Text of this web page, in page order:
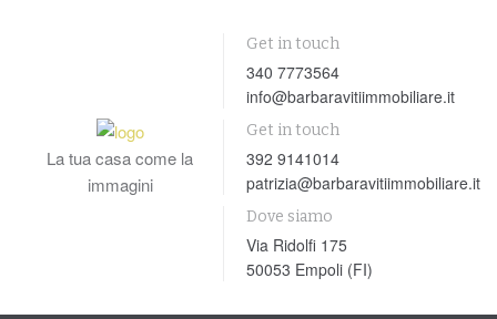
La tua casa come la
immagini
Get in touch
340 7773564
info@barbaravitiimmobiliare.it
Get in touch
392 9141014
patrizia@barbaravitiimmobiliare.it
Dove siamo
Via Ridolfi 175
50053 Empoli (FI)